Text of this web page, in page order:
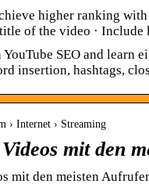
higher ranking with
of the video ·
SEO and learn
insertion, hashtags,
› Internet › Streaming
mit den
mit den meisten